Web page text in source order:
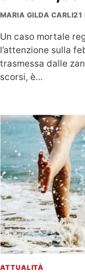
MARIA GILDA CARLI21
Un caso mortale
l’attenzione sulla
trasmessa dalle
scorsi, è…
ATTUALITÀ